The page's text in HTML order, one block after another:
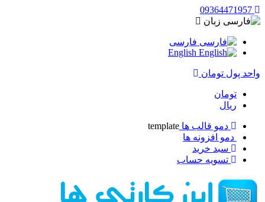
09364471957
زبان
فارسی
English
پول تومان
تومان
ریال
دمو قالب ها template
دمو افزونه ها
سبد خرید
تسویه حساب